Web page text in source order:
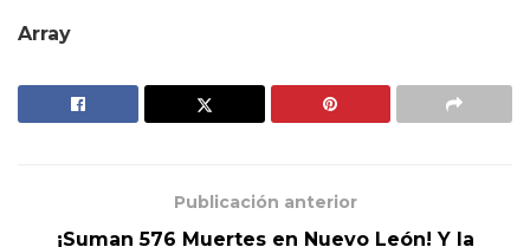
Array
Publicación anterior
¡Suman 576 Muertes en Nuevo León! Y la